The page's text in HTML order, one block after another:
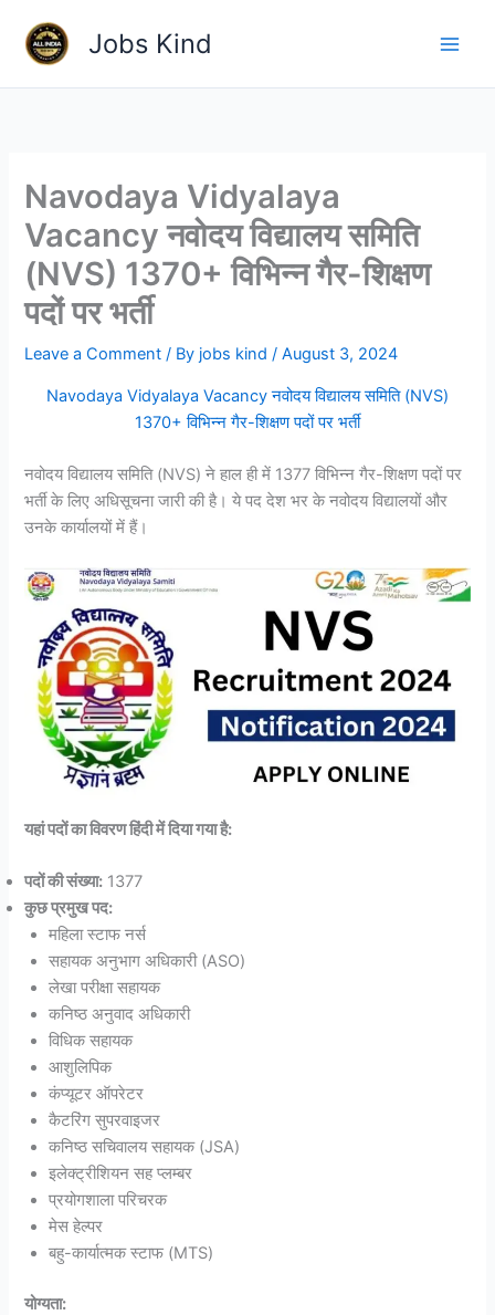
content
Jobs Kind
Navodaya Vidyalaya
Vacancy नवोदय विद्यालय समिति
(NVS) 1370+ विभिन्न गैर-शिक्षण
पदों पर भर्ती
Leave a Comment / By jobs kind/August 3, 2024
Navodaya Vidyalaya Vacancy नवोदय विद्यालय समिति (NVS)
1370+ विभिन्न गैर-शिक्षण पदों पर भर्ती
नवोदय विद्यालय समिति (NVS) ने हाल ही में 1377 विभिन्न गैर-शिक्षण पदों पर
भर्ती के लिए अधिसूचना जारी की है। ये पद देश भर के नवोदय विद्यालयों और
उनके कार्यालयों में हैं।
यहां पदों का विवरण हिंदी में दिया गया है:
पदों की संख्या: 1377
कुछ प्रमुख पद:
महिला स्टाफ नर्स
सहायक अनुभाग अधिकारी (ASO)
लेखा परीक्षा सहायक
कनिष्ठ अनुवाद अधिकारी
विधिक सहायक
आशुलिपिक
कंप्यूटर ऑपरेटर
कैटरिंग सुपरवाइजर
कनिष्ठ सचिवालय सहायक (JSA)
इलेक्ट्रीशियन सह प्लम्बर
प्रयोगशाला परिचरक
मेस हेल्पर
बहु-कार्यात्मक स्टाफ (MTS)
योग्यता: